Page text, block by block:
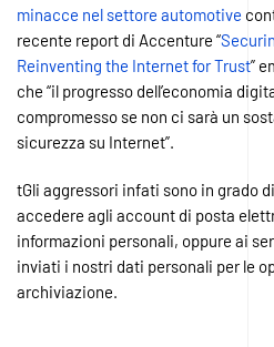
minacce nel settore automotive
recente report di Accenture “
Reinventing the Internet for Trust”
che “il progresso dell’economia
compromesso se non ci sarà un
sicurezza su Internet”.
tGli aggressori infati sono in grado
accedere agli account di posta
informazioni personali, oppure ai
inviati i nostri dati personali per le
archiviazione.